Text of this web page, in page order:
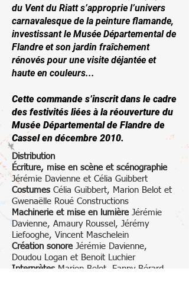
du Vent du Riatt s’approprie l’univers
carnavalesque de la peinture flamande,
investissant le Musée Départemental de
Flandre et son jardin fraîchement
rénovés pour une visite déjantée et
haute en couleurs...
Cette commande s’inscrit dans le cadre
des festivités liées à la réouverture du
Musée Départemental de Flandre de
Cassel en décembre 2010.
Distribution
Écriture, mise en scène et scénographie
Jérémie Davienne et Célia Guibbert
Costumes Célia Guibbert, Marion Belot et
Gwenaëlle Roué Constructions
Machinerie et mise en lumièreJérémie
Davienne, Amaury Roussel, Jérémy
Liefooghe, Vincent Maschelein
Création sonore Jérémie Davienne,
Doudou Logan et Benoit Luchier
Interprètes Marion Belot, Fanny Bérard,